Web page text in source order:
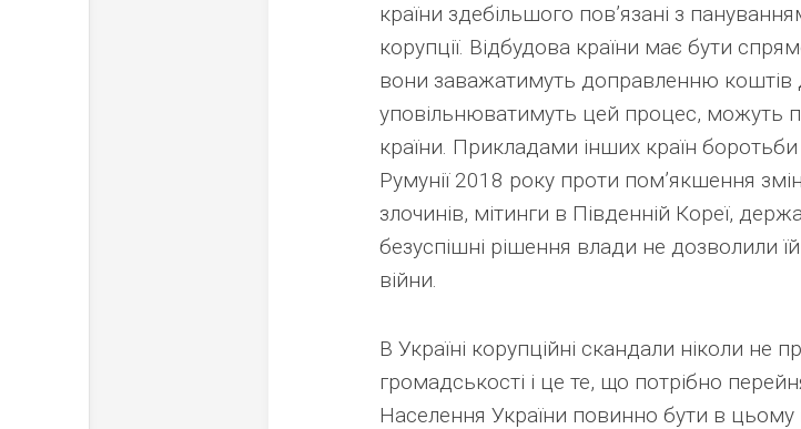
країни здебільшого пов’язані з
корупції. Відбудова країни має бути
вони заважатимуть доправленню коштів
уповільнюватимуть цей процес, можуть
країни. Прикладами інших країн
Румунії 2018 року проти пом’якшення
злочинів, мітинги в Південній Кореї,
безуспішні рішення влади не дозволили
війни.
В Україні корупційні скандали ніколи не
громадськості і це те, що потрібно
Населення України повинно бути в